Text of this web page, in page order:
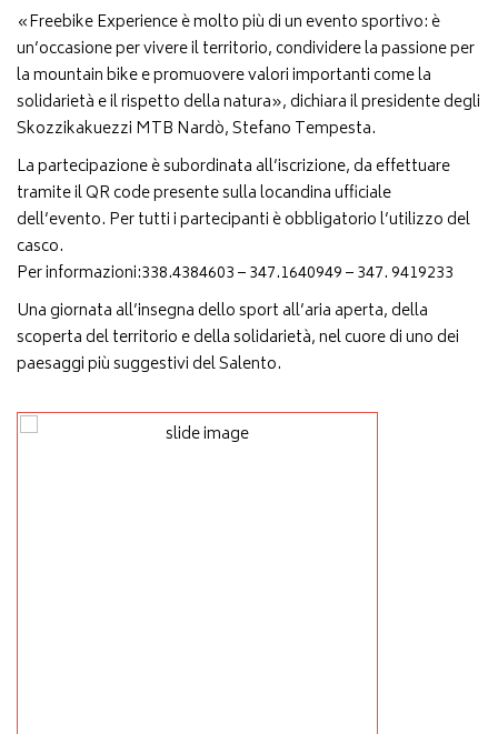
«Freebike Experience è molto più di un evento sportivo: è
un’occasione per vivere il territorio, condividere la passione per
la mountain bike e promuovere valori importanti come la
solidarietà e il rispetto della natura», dichiara il presidente degli
Skozzikakuezzi MTB Nardò, Stefano Tempesta.
La partecipazione è subordinata all’iscrizione, da effettuare
tramite il QR code presente sulla locandina ufficiale
dell’evento. Per tutti i partecipanti è obbligatorio l’utilizzo del
casco.
Per informazioni:338.4384603 – 347.1640949 – 347. 9419233
Una giornata all’insegna dello sport all’aria aperta, della
scoperta del territorio e della solidarietà, nel cuore di uno dei
paesaggi più suggestivi del Salento.